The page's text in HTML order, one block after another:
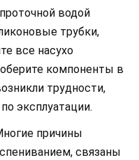
водой
трубки,
все насухо
компоненты в
трудности,
эксплуатации.
причины
связаны